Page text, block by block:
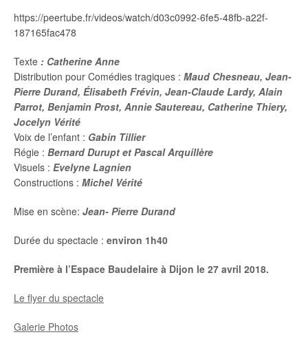
https://peertube.fr/videos/watch/d03c0992-6fe5-48fb-a22f-
187165fac478
Texte : Catherine Anne
Distribution pour Comédies tragiques : Maud Chesneau, Jean-
Pierre Durand, Élisabeth Frévin, Jean-Claude Lardy, Alain
Parrot, Benjamin Prost, Annie Sautereau, Catherine Thiery,
Jocelyn Vérité
Voix de l’enfant : Gabin Tillier
Régie : Bernard Durupt et Pascal Arquillère
Visuels : Evelyne Lagnien
Constructions : Michel Vérité
Mise en scène: Jean- Pierre Durand
Durée du spectacle : environ 1h40
Première à l’Espace Baudelaire à Dijon le 27 avril 2018.
Le flyer du spectacle
Galerie Photos